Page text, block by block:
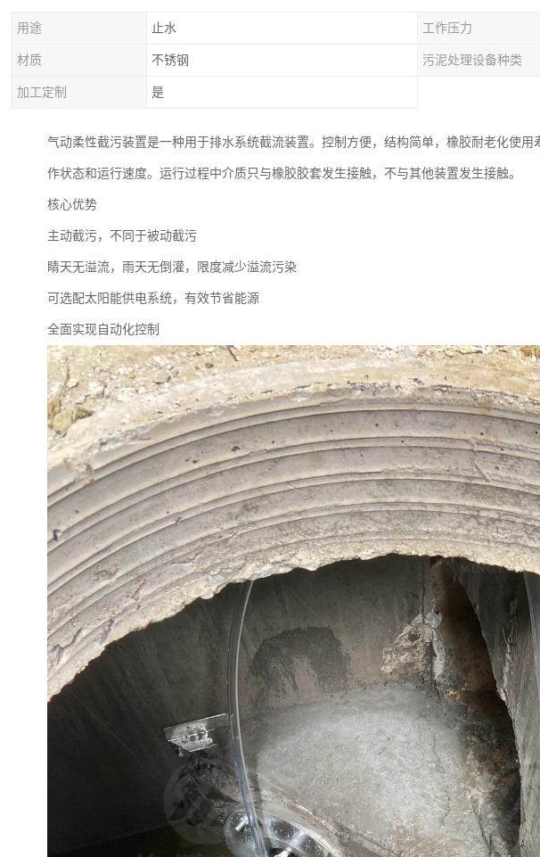
用途 止水 工作压力
材质 不锈钢 污泥处理设备种类
加工定制 是
气动柔性截污装置是一种用于排水系统截流装置。控制方便，结构简单，橡胶耐老化使
作状态和运行速度。运行过程中介质只与橡胶胶套发生接触，不与其他装置发生接触。
核心优势
主动截污，不同于被动截污
睛天无溢流，雨天无倒灌，限度减少溢流污染
可选配太阳能供电系统，有效节省能源
全面实现自动化控制